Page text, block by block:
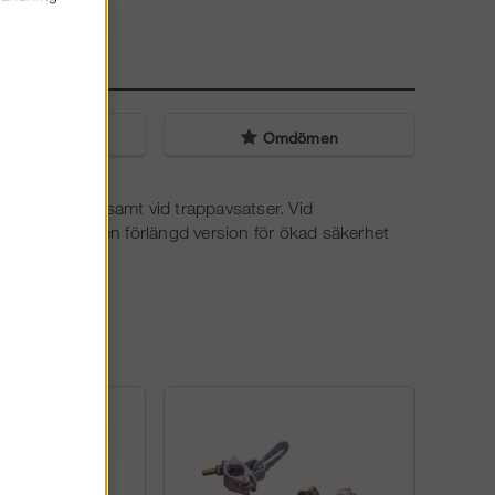
Omdömen
ställning samt vid trappavsatser. Vid
också en förlängd version för ökad säkerhet